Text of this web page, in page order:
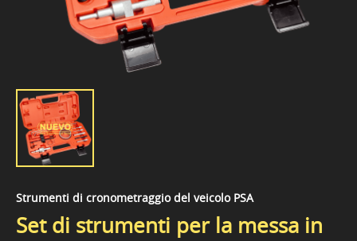
Strumenti di cronometraggio del veicolo PSA
Set di strumenti per la messa in